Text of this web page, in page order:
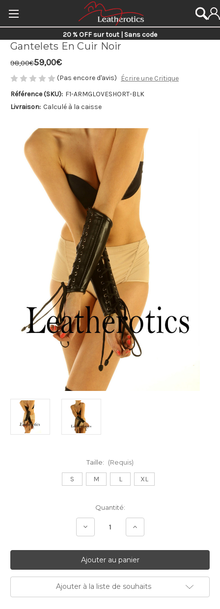
20 % OFF sur tout | Sans code
Gantelets En Cuir Noir
98,00€59,00€
(Pas encore d'avis)
Écrire une Critique
Référence (SKU): F1-ARMGLOVESHORT-BLK
Livraison: Calculé à la caisse
Taille: (Requis)
S M L XL
Quantité:
Diminuer Augmenter
Ajouter à la liste de souhaits